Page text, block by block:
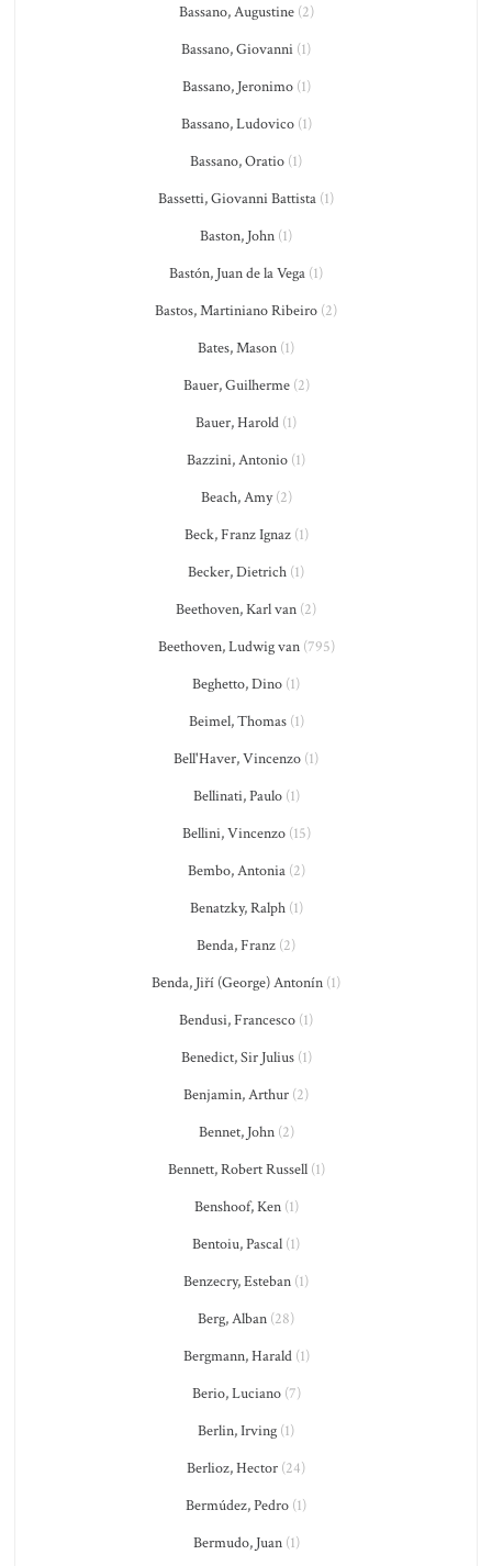
Bassano, Augustine(2)
Bassano, Giovanni (1)
Bassano, Jeronimo(1)
Bassano, Ludovico(1)
Bassano, Oratio (1)
Bassetti, Giovanni Battista (1)
Baston, John (1)
Bastón, Juan de la Vega (1)
Bastos, Martiniano Ribeiro (2)
Bates, Mason (1)
Bauer, Guilherme(2)
Bauer, Harold (1)
Bazzini, Antonio (1)
Beach, Amy(2)
Beck, Franz Ignaz(1)
Becker, Dietrich (1)
Beethoven, Karl van (2)
Beethoven, Ludwig van(795)
Beghetto, Dino (1)
Beimel, Thomas(1)
Bell'Haver, Vincenzo (1)
Bellinati, Paulo(1)
Bellini, Vincenzo(15)
Bembo, Antonia(2)
Benatzky, Ralph(1)
Benda, Franz (2)
Benda, Jiří (George) Antonín (1)
Bendusi, Francesco (1)
Benedict, Sir Julius(1)
Benjamin, Arthur (2)
Bennet, John(2)
Bennett, Robert Russell(1)
Benshoof, Ken(1)
Bentoiu, Pascal (1)
Benzecry, Esteban (1)
Berg, Alban (28)
Bergmann, Harald(1)
Berio, Luciano(7)
Berlin, Irving (1)
Berlioz, Hector (24)
Bermúdez, Pedro (1)
Bermudo, Juan(1)